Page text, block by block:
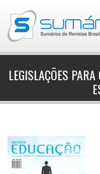
LEGISLAÇÕES